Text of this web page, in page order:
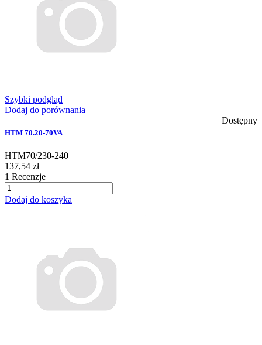
Szybki podgląd
Dodaj do porównania
Dostępny
HTM 70.20-70VA
HTM70/230-240
137,54 zł
1 Recenzje
Dodaj do koszyka